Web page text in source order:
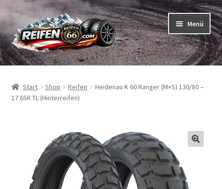
Zur
Navigation
springen
Zum
Inhalt
springen
Menü
Reifen
Schläuche
Marken
Start Shop Reifen
Heidenau K 60 Ranger (M+S) 130/80 –
17 65R TL (Hinterreifen)